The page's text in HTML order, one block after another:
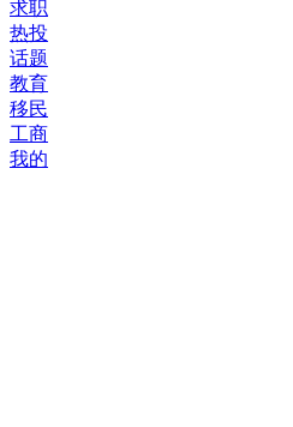
求职
热投
话题
教育
移民
工商
我的